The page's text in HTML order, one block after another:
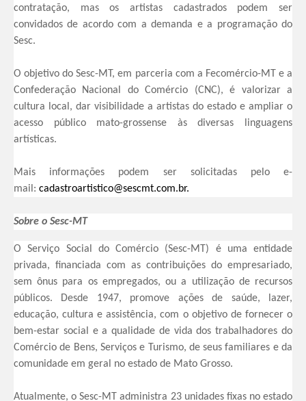
contratação, mas os artistas cadastrados podem ser
convidados de acordo com a demanda e a programação do
Sesc.
O objetivo do Sesc-MT, em parceria com a Fecomércio-MT e a
Confederação Nacional do Comércio (CNC), é valorizar a
cultura local, dar visibilidade a artistas do estado e ampliar o
acesso público mato-grossense às diversas linguagens
artísticas.
Mais informações podem ser solicitadas pelo e-
mail: cadastroartistico@sescmt.com.br.
Sobre o Sesc-MT
O Serviço Social do Comércio (Sesc-MT) é uma entidade
privada, financiada com as contribuições do empresariado,
sem ônus para os empregados, ou a utilização de recursos
públicos. Desde 1947, promove ações de saúde, lazer,
educação, cultura e assistência, com o objetivo de fornecer o
bem-estar social e a qualidade de vida dos trabalhadores do
Comércio de Bens, Serviços e Turismo, de seus familiares e da
comunidade em geral no estado de Mato Grosso.
Atualmente, o Sesc-MT administra 23 unidades fixas no estado